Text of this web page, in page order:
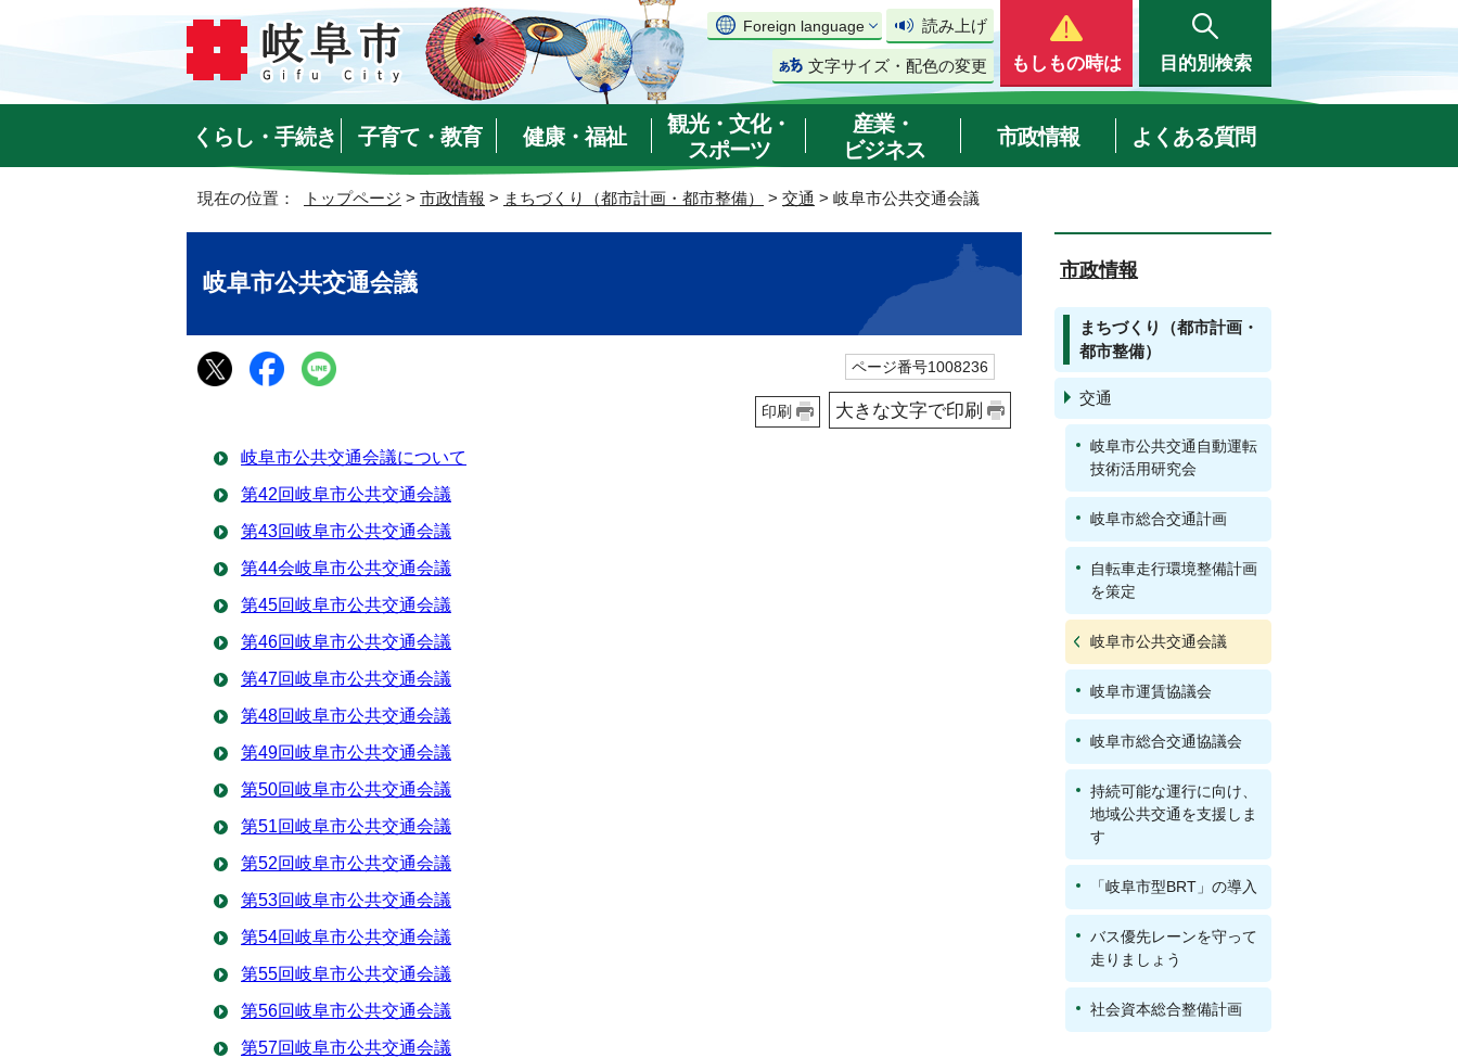
Foreign language 読み上げ
文字サイズ・配色の変更 もしもの時は 目的別検索
くらし・手続き 子育て・教育 健康・福祉
観光・文化・
スポーツ
産業・
ビジネス
市政情報 よくある質問
現在の位置： トップページ > 市政情報 > まちづくり（都市計画・都市整備） > 交通 > 岐阜市公共交通会議
岐阜市公共交通会議
ページ番号1008236
印刷 大きな文字で印刷
岐阜市公共交通会議について
第42回岐阜市公共交通会議
第43回岐阜市公共交通会議
第44会岐阜市公共交通会議
第45回岐阜市公共交通会議
第46回岐阜市公共交通会議
第47回岐阜市公共交通会議
第48回岐阜市公共交通会議
第49回岐阜市公共交通会議
第50回岐阜市公共交通会議
第51回岐阜市公共交通会議
第52回岐阜市公共交通会議
第53回岐阜市公共交通会議
第54回岐阜市公共交通会議
第55回岐阜市公共交通会議
第56回岐阜市公共交通会議
第57回岐阜市公共交通会議
市政情報
まちづくり（都市計画・
都市整備）
交通
岐阜市公共交通自動運転
技術活用研究会
岐阜市総合交通計画
自転車走行環境整備計画
を策定
岐阜市公共交通会議
岐阜市運賃協議会
岐阜市総合交通協議会
持続可能な運行に向け、
地域公共交通を支援しま
す
「岐阜市型BRT」の導入
バス優先レーンを守って
走りましょう
社会資本総合整備計画